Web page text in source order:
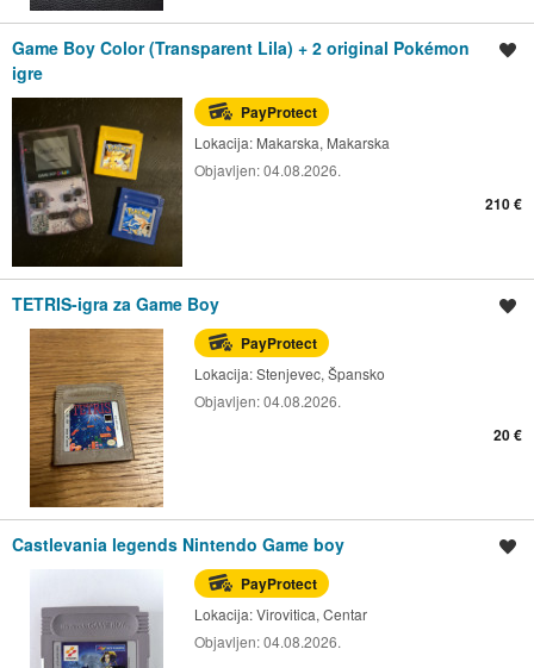
Game Boy Color (Transparent Lila) + 2 original Pokémon
igre
PayProtect
Lokacija: Makarska, Makarska
Objavljen:04.08.2026.
210 €
TETRIS-igra za Game Boy
PayProtect
Lokacija:Stenjevec, Špansko
Objavljen:04.08.2026.
20 €
Castlevania legends Nintendo Game boy
PayProtect
Lokacija:Virovitica, Centar
Objavljen:04.08.2026.